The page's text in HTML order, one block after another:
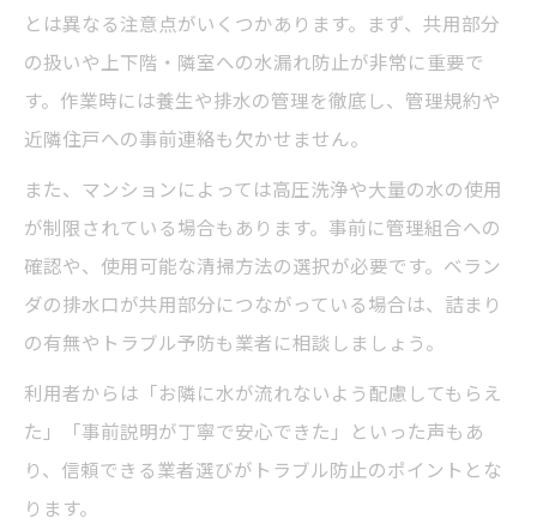
とは異なる注意点がいくつかあります。まず、共用部分
の扱いや上下階・隣室への水漏れ防止が非常に重要で
す。作業時には養生や排水の管理を徹底し、管理規約や
近隣住戸への事前連絡も欠かせません。
また、マンションによっては高圧洗浄や大量の水の使用
が制限されている場合もあります。事前に管理組合への
確認や、使用可能な清掃方法の選択が必要です。ベラン
ダの排水口が共用部分につながっている場合は、詰まり
の有無やトラブル予防も業者に相談しましょう。
利用者からは「お隣に水が流れないよう配慮してもらえ
た」「事前説明が丁寧で安心できた」といった声もあ
り、信頼できる業者選びがトラブル防止のポイントとな
ります。